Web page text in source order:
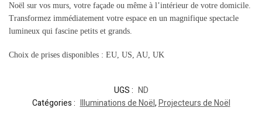
Noël sur vos murs, votre façade ou même à l’intérieur de votre domicile.
Transformez immédiatement votre espace en un magnifique spectacle
lumineux qui fascine petits et grands.
Choix de prises disponibles : EU, US, AU, UK
UGS : ND
Catégories : Illuminations de Noël,Projecteurs de Noël